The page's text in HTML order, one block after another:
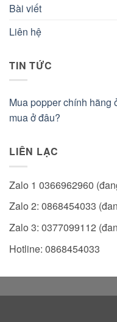
Bài viết
Liên hệ
TIN TỨC
Mua popper chính hãng
mua ở đâu?
LIÊN LẠC
Zalo 1 0366962960
Zalo 2: 0868454033
Zalo 3: 0377099112
Hotline: 0868454033